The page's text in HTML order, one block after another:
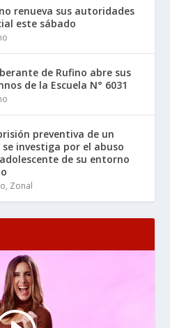
renueva sus autoridades
este sábado
de Rufino abre sus
de la Escuela N° 6031
preventiva de un
investiga por el abuso
de su entorno
, Zonal